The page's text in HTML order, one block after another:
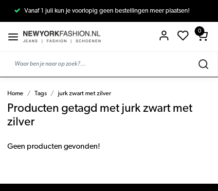
Vanaf 1 juli kun je voorlopig geen bestellingen meer plaatsen!
0
Home Tags jurk zwart met zilver
Producten getagd met jurk zwart met
zilver
Geen producten gevonden!